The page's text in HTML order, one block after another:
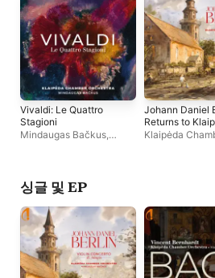
Vivaldi: Le Quattro
Stagioni
Mindaugas Bačkus,
Johann Daniel
Returns to
Klaipėda
싱글 및 EP